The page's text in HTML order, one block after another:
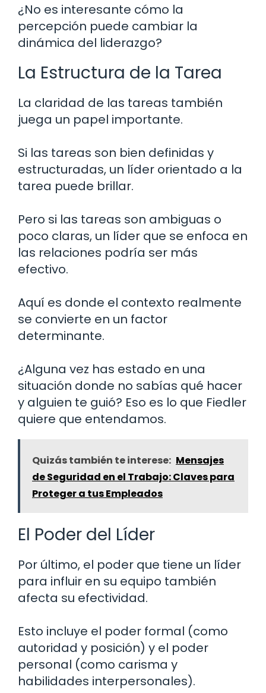
¿No es interesante cómo la
percepción puede cambiar la
dinámica del liderazgo?
La Estructura de la Tarea
La claridad de las tareas también
juega un papel importante.
Si las tareas son bien definidas y
estructuradas, un líder orientado a la
tarea puede brillar.
Pero si las tareas son ambiguas o
poco claras, un líder que se enfoca en
las relaciones podría ser más
efectivo.
Aquí es donde el contexto realmente
se convierte en un factor
determinante.
¿Alguna vez has estado en una
situación donde no sabías qué hacer
y alguien te guió? Eso es lo que Fiedler
quiere que entendamos.
Quizás también te interese: Mensajes
de Seguridad en el Trabajo: Claves para
Proteger a tus Empleados
El Poder del Líder
Por último, el poder que tiene un líder
para influir en su equipo también
afecta su efectividad.
Esto incluye el poder formal (como
autoridad y posición) y el poder
personal (como carisma y
habilidades interpersonales).